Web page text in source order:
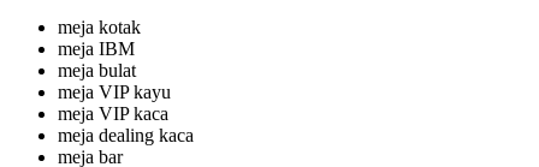
meja kotak
meja IBM
meja bulat
meja VIP kayu
meja VIP kaca
meja dealing kaca
meja bar